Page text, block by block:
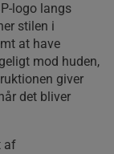
logo langs
stilen i
at have
mod huden,
giver
det bliver
af